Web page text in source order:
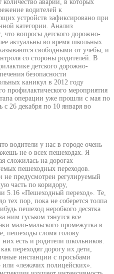
количество аварий, в которых
водителей к
устройств зафиксировано при
категории. Анализ
что вопросы детского дорожно-
актуальны во время школьных
свободными от учебы, и
со стороны родителей. В
детского дорожно-
безопасности
каникул в 2012 году
профилактического мероприятия
операции уже прошли с мая по
с 26 декабря по 10 января во
водители у нас в городе очень
не о всех пешеходах. Я
сложилась на дорогах
пешеходных переходов.
предусмотрен регулируемый
часть по коридору,
5.16 «Пешеходный переход». Те,
тех пор, пока не соберется толпа
пешеход неробкого десятка
ним гуськом тянутся все
мало-мальского промежутка в
пешеходы сломя голову
есть и родители школьников.
переходят дорогу их дети,
инстанции с просьбами
или «лежачих полицейских».